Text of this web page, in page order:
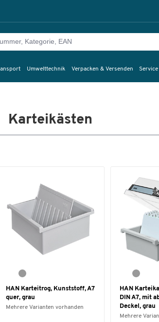
Umwelttechnik Verpacken & Versenden
Karteikästen
HAN Karteitrog, Kunststoff, A7
quer, grau
Mehrere Varianten vorhanden
HAN
DIN A7, mit
Deckel, grau
Mehrere